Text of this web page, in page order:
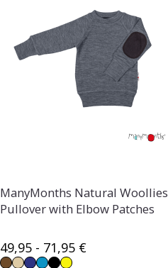
ManyMonths Natural Woollies
Pullover with Elbow Patches
49,95 - 71,95 €